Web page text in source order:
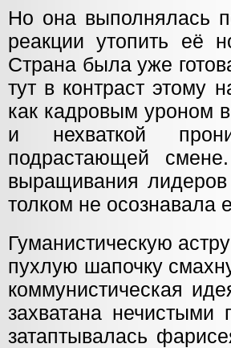
Но она выполнялась
реакции утопить её
Страна была уже
тут в контраст этому
как кадровым уроном
и нехваткой
подрастающей
выращивания
толком не осознавала
Гуманистическую
пухлую шапочку
коммунистическая
захватана нечистыми
затаптывалась